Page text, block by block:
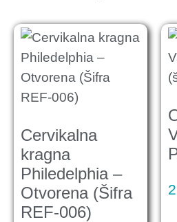
Cervikalna
kragna
Philedelphia –
Otvorena (Šifra
REF-006)